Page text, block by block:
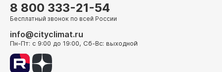
8 800 333-21-54
Бесплатный звонок по всей России
info@cityclimat.ru
Пн-Пт: с 9:00 до 19:00, Сб-Вс: выходной